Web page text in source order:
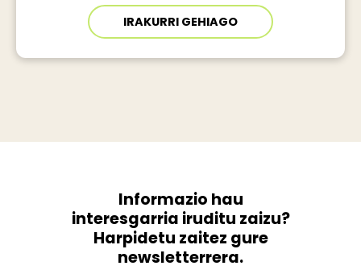
IRAKURRI GEHIAGO
Informazio hau
interesgarria iruditu zaizu?
Harpidetu zaitez gure
newsletterrera.